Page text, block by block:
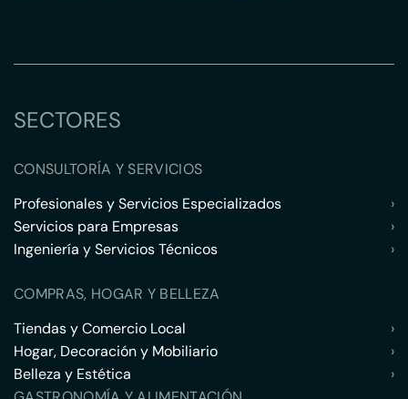
SECTORES
CONSULTORÍA Y SERVICIOS
Profesionales y Servicios Especializados
›
Servicios para Empresas
›
Ingeniería y Servicios Técnicos
›
COMPRAS, HOGAR Y BELLEZA
Tiendas y Comercio Local
›
Hogar, Decoración y Mobiliario
›
Belleza y Estética
›